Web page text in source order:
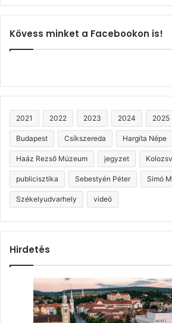
Kövess minket a Facebookon is!
2021 2022 2023 2024 2025
Budapest Csíkszereda Hargita Népe
Haáz Rezső Múzeum jegyzet
publicisztika Sebestyén Péter Simó
Székelyudvarhely videó
Hirdetés